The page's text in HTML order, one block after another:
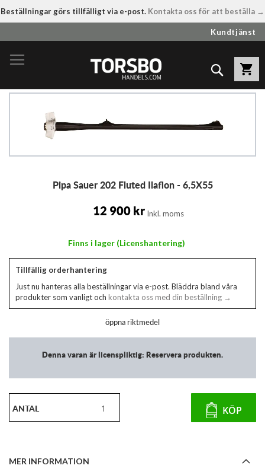
Beställningar görs tillfälligt via e-post. Kontakta oss för att beställa →
till
innehållet
Kundtjänst
Sök
bildgalleriet
Pipa Sauer 202 Fluted Ilaflon - 6,5X55
12 900 kr Inkl. moms
Finns i lager (Licenshantering)
Tillfällig orderhantering
Just nu hanteras alla beställningar via e-post. Bläddra bland våra
produkter som vanligt och kontakta oss med din beställning →
öppna riktmedel
Denna varan är licenspliktig: Reservera produkten.
ANTAL KÖP
MER INFORMATION